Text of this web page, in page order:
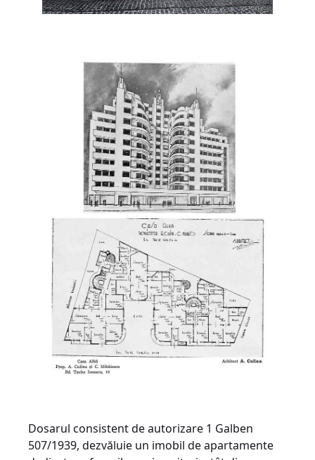
Dosarul consistent de autorizare 1 Galben
507/1939, dezvăluie un imobil de apartamente